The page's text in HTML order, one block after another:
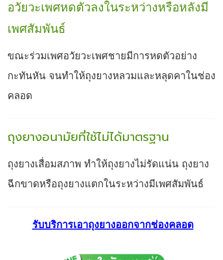
อวัยวะเพศหดตัวลงในระหว่างหรือหลังมี
เพศสัมพันธ์
ขณะร่วมเพศอวัยวะเพศชายมีการหดตัวอย่าง
กะทันหัน จนทำให้ถุงยางหลวมและหลุดคาในช่อง
คลอด
ถุงยางอนามัยที่ใช้ไม่ได้มาตรฐาน
ถุงยางเสื่อมสภาพ ทำให้ถุงยางไม่รัดแน่น ถุงยาง
ฉีกขาดหรือถุงยางแตกในระหว่างมีเพศสัมพันธ์
รับบริการเอาถุงยางออกจากช่องคลอด